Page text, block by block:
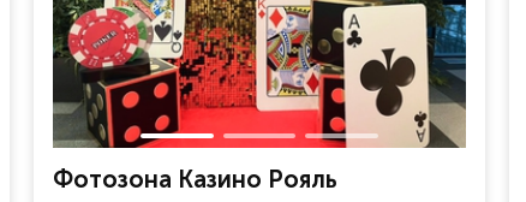
Фотозона Казино Рояль